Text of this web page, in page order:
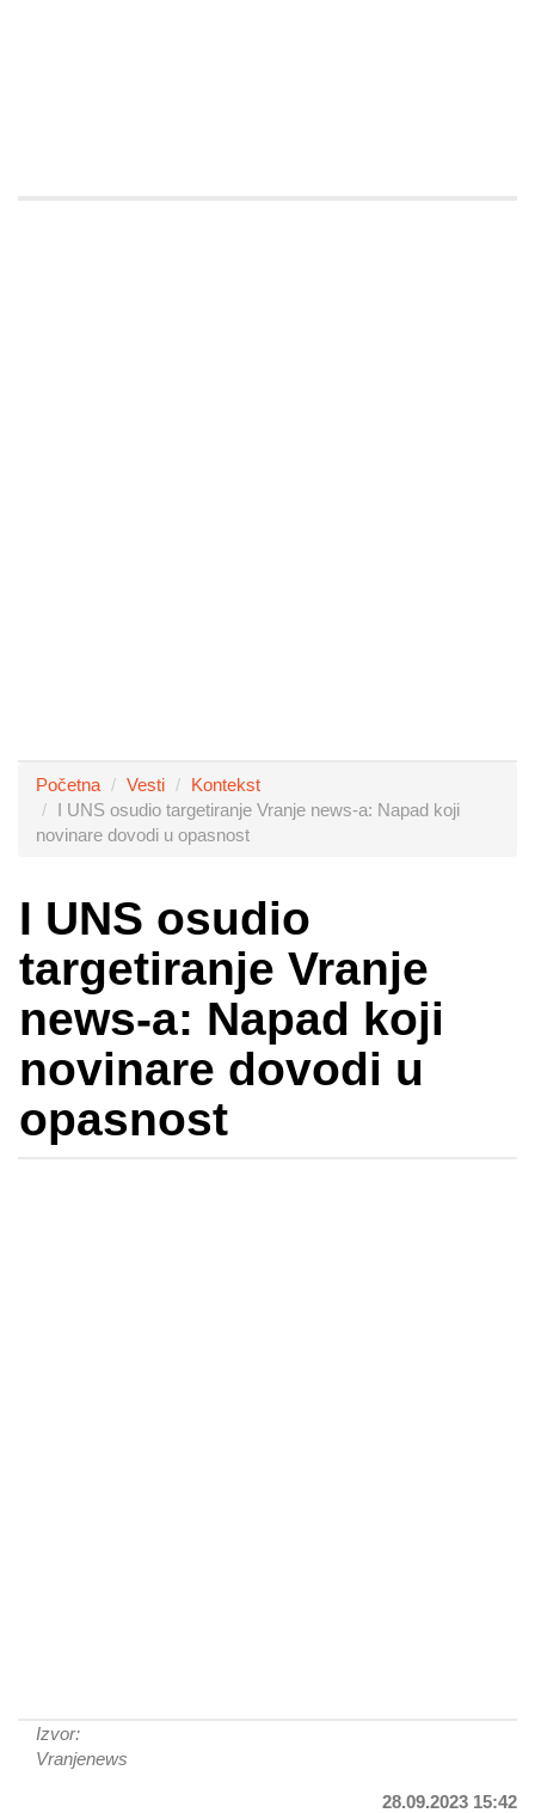
Početna Vesti
Kontekst
I UNS osudio targetiranje Vranje news-a: Napad koji
novinare dovodi u opasnost
I UNS osudio
targetiranje Vranje
news-a: Napad koji
novinare dovodi u
opasnost
Izvor:
Vranjenews
28.09.2023 15:42